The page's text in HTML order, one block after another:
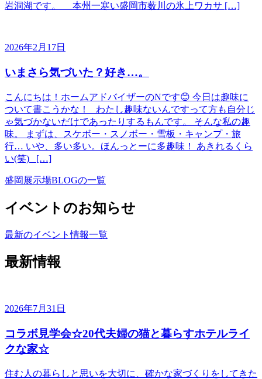
岩洞湖です。 本州一寒い盛岡市薮川の氷上ワカサ […]
2026年2月17日
いまさら気づいた？好き…。
こんにちは！ホームアドバイザーのNです😊 今日は趣味に
ついて書こうかな！ わたし趣味ないんですって方も自分じ
ゃ気づかないだけであったりするもんです。 そんな私の趣
味。 まずは、スケボー・スノボー・雪板・キャンプ・旅
行… いや、多い多い。ほんっとーに多趣味！ あきれるくら
い(笑) […]
盛岡展示場BLOGの一覧
イベントのお知らせ
最新のイベント情報一覧
最新情報
2026年7月31日
コラボ見学会☆20代夫婦の猫と暮らすホテルライ
クな家☆
住む人の暮らしと思いを大切に、確かな家づくりをしてきた